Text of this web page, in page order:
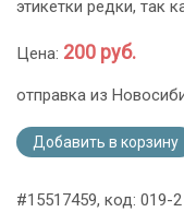
этикетки редки, так
Цена: 200 руб.
отправка из
Добавить в корзину
#15517459, код: 019-2